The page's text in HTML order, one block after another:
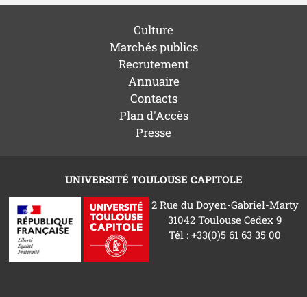
Culture
Marchés publics
Recrutement
Annuaire
Contacts
Plan d'Accès
Presse
UNIVERSITÉ TOULOUSE CAPITOLE
2 Rue du Doyen-Gabriel-Marty
31042 Toulouse Cedex 9
Tél : +33(0)5 61 63 35 00